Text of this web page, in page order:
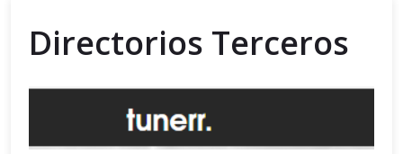
Directorios Terceros